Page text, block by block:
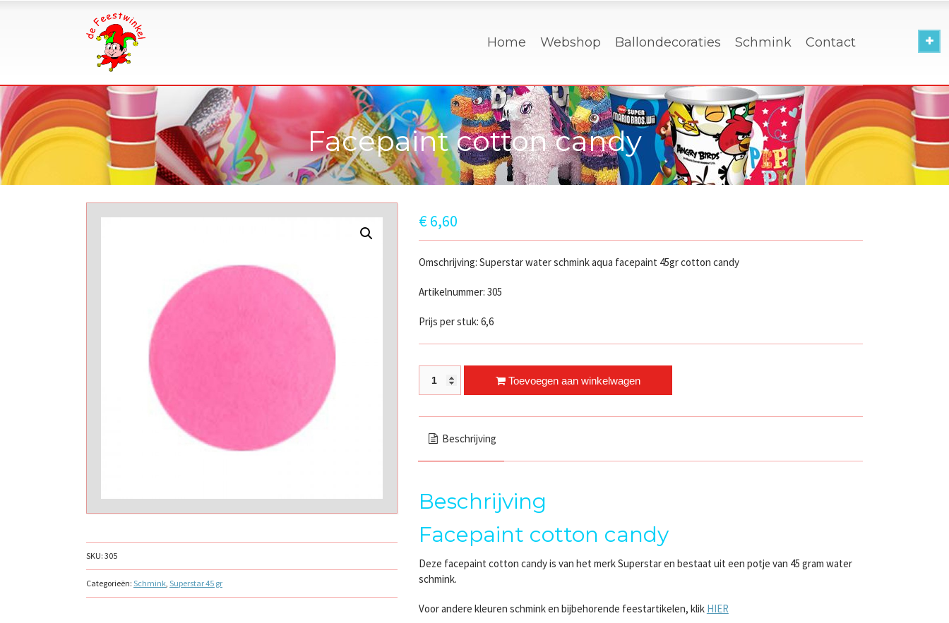
Home Webshop Ballondecoraties Schmink Contact
Facepaint cotton candy
SKU: 305
Categorieën: Schmink Superstar 45 gr
€6,60
Omschrijving: Superstar water schmink aqua facepaint 45gr cotton candy
Artikelnummer: 305
Prijs per stuk: 6,6
Facepaint cotton candy quantityToevoegen aan winkelwagen
Beschrijving
Beschrijving
Facepaint cotton candy
Deze facepaint cotton candy is van het merk Superstar en bestaat uit een potje van 45 gram water
schmink.
Voor andere kleuren schmink en bijbehorende feestartikelen, klik HIER